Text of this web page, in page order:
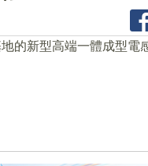
的新型高端一體成型電